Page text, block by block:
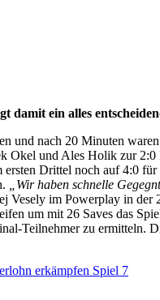
ein alles
und nach 20 Minuten
Okel und Ales Holik zur
Drittel noch auf 4:0 für
„Wir haben schnelle
Vesely im Powerplay in
um mit 26 Saves das
Teilnehmer zu ermitteln.
erkämpfen Spiel 7